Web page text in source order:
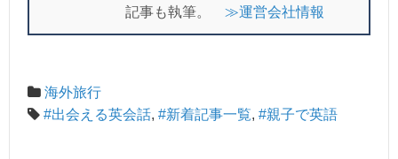
記事も執筆。 ≫運営会社情報
海外旅行
#出会える英会話, #新着記事一覧, #親子で英語